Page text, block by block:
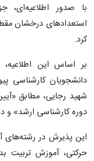
با صدور
کرد.
دانشجویان کارشناسی
شهید رجایی، مطابق
دوره کارشناسی ارشد» و
این پذیرش در رشته‌های
حرکتی، آموزش تربیت